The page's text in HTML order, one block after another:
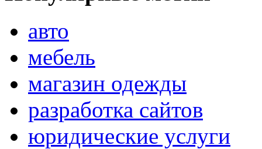
авто
мебель
магазин одежды
разработка сайтов
юридические услуги